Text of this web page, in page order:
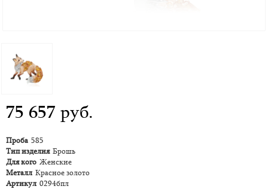
75 657 руб.
Проба 585
Тип изделия Брошь
Для кого Женские
Металл Красное золото
Артикул 0294бпл